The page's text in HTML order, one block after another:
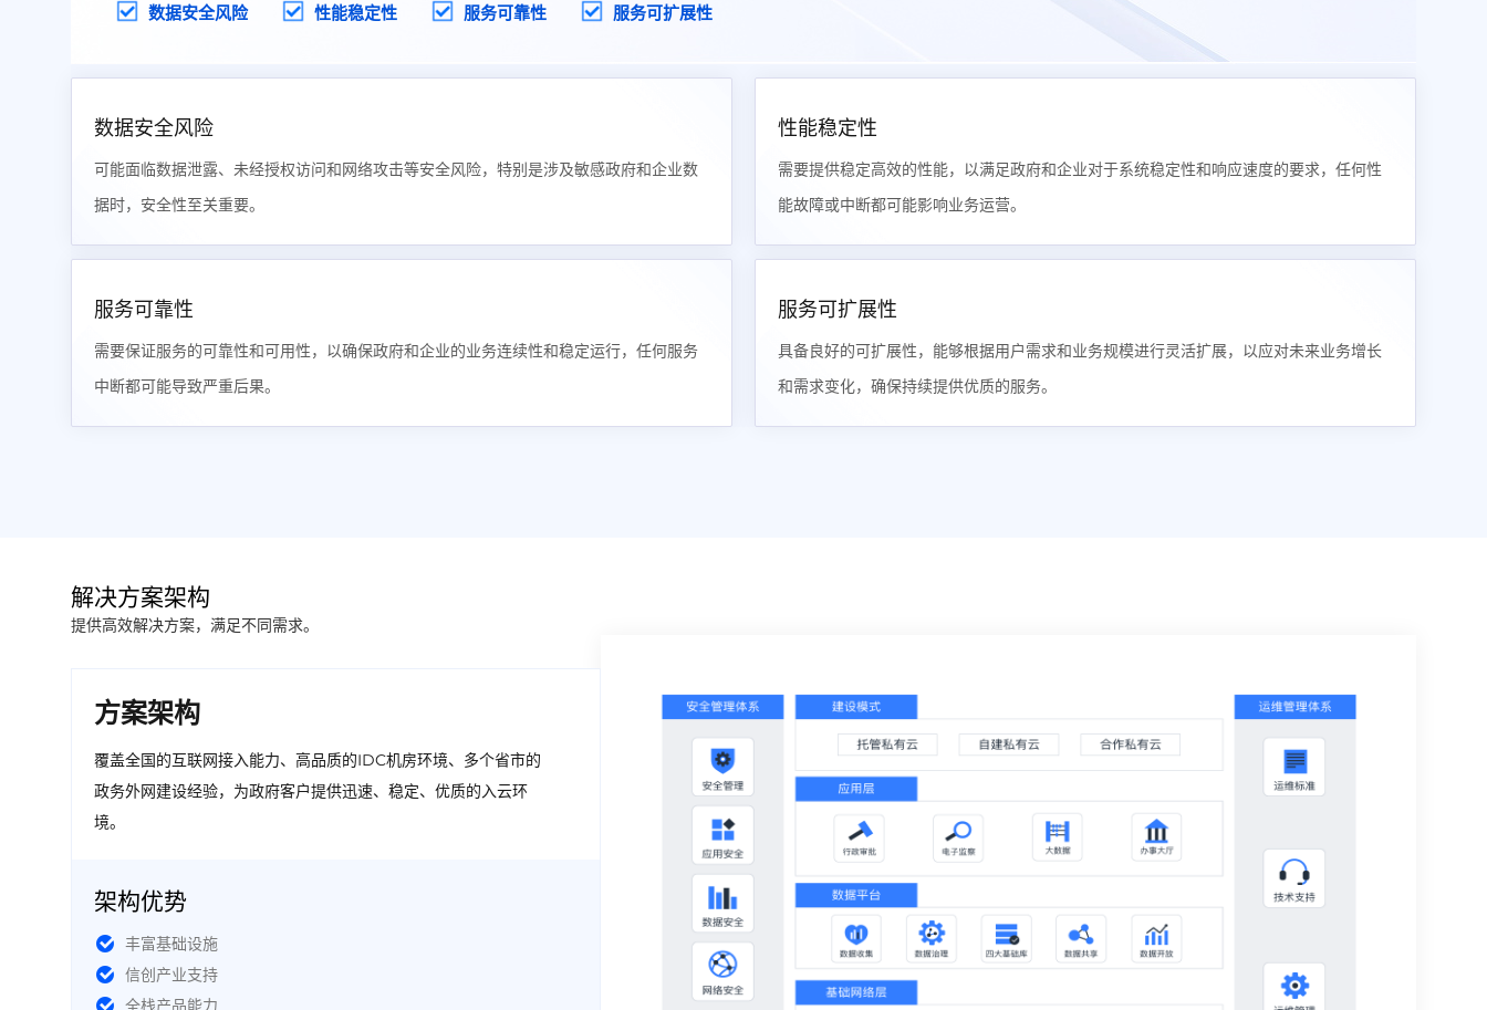
数据安全风险 性能稳定性 服务可靠性 服务可扩展性
数据安全风险
可能面临数据泄露、未经授权访问和网络攻击等安全风险，特别是涉及敏感政府和企业数
据时，安全性至关重要。
性能稳定性
需要提供稳定高效的性能，以满足政府和企业对于系统稳定性和响应速度的要求，任何性
能故障或中断都可能影响业务运营。
服务可靠性
需要保证服务的可靠性和可用性，以确保政府和企业的业务连续性和稳定运行，任何服务
中断都可能导致严重后果。
服务可扩展性
具备良好的可扩展性，能够根据用户需求和业务规模进行灵活扩展，以应对未来业务增长
和需求变化，确保持续提供优质的服务。
解决方案架构
提供高效解决方案，满足不同需求。
方案架构
覆盖全国的互联网接入能力、高品质的IDC机房环境、多个省市的
政务外网建设经验，为政府客户提供迅速、稳定、优质的入云环
境。
架构优势
丰富基础设施
信创产业支持
全栈产品能力